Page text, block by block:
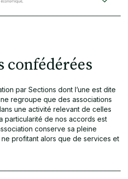
confédérées
par Sections dont l’une est dite
regroupe que des associations
une activité relevant de celles
particularité de nos accords est
conserve sa pleine
ne profitant alors que de services et